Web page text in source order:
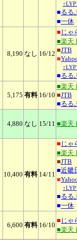
■るる
■一休
8,190 なし 16/12
■ じゃ
■楽天
■JTB
■
■るる
5,175 有料 16/10
■楽天
■JTB
■るる
4,880 なし 15/11 ■楽天
10,400 有料 14/11
■ じゃ
■楽天
■JTB
■近畿
■
■るる
■一休
6,600 有料 16/10
■ じゃ
■楽天